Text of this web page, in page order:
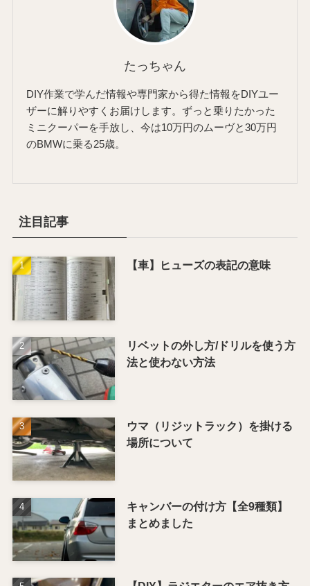
たっちゃん
DIY作業で学んだ情報や専門家から得た情報をDIYユー
ザーに解りやすくお届けします。ずっと乗りたかった
ミニクーパーを手放し、今は10万円のムーヴと30万円
のBMWに乗る25歳。
注目記事
【車】ヒューズの表記の意味
リベットの外し方/ドリルを使う方
法と使わない方法
ウマ（リジットラック）を掛ける
場所について
キャンバーの付け方【全9種類】
まとめました